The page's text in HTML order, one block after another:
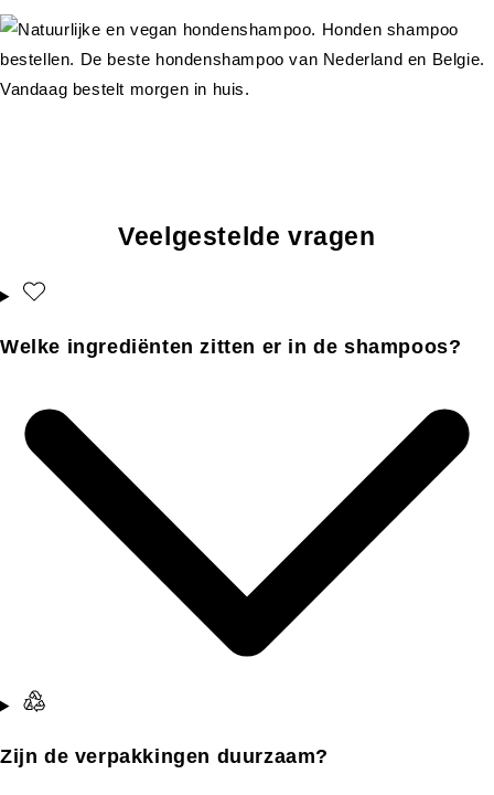
Veelgestelde vragen
Welke ingrediënten zitten er in de shampoos?
Zijn de verpakkingen duurzaam?